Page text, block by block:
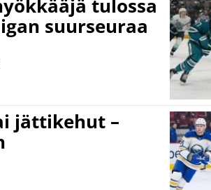
tulossa
suurseuraa
jättikehut –